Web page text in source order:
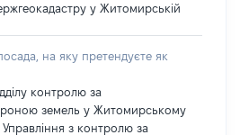
у Житомирській
на яку претендуєте як
контролю за
земель у Житомирському
з контролю за